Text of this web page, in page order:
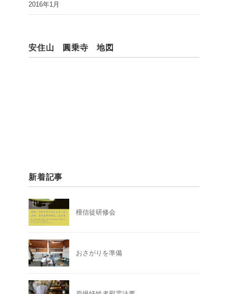
2016年1月
安住山 圓乗寺 地図
新着記事
檀信徒研修会
おさがりを準備